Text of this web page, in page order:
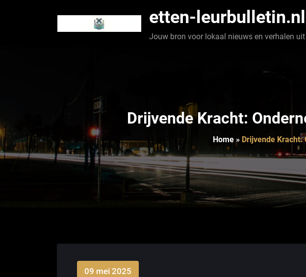
etten-leurbulletin.nl
Jouw bron voor lokaal nieuws en verhalen uit
Drijvende Kracht:
Home » Drijvende
09 mei 2025